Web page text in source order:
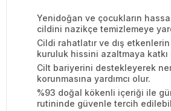
Yenidoğan ve çocukların
cildini nazikçe temizlemeye
Cildi rahatlatır ve dış
kuruluk hissini azaltmaya katkı
Cilt bariyerini destekleyerek
korunmasına yardımcı olur.
%93 doğal kökenli içeriği ile
rutininde güvenle tercih